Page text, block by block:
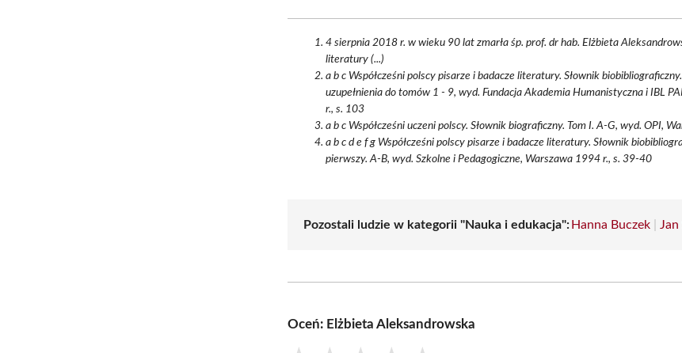
4 sierpnia 2018 r. w wieku 90 lat zmarła śp. prof. dr hab. Elżbieta
literatury (...)
a b c Współcześni polscy pisarze i badacze literatury. Słownik
uzupełnienia do tomów 1 - 9, wyd. Fundacja Akademia Humanistyczna i IBL
r., s. 103
a b c Współcześni uczeni polscy. Słownik biograficzny. Tom I. A-G, wyd. OPI,
a b c d e f g Współcześni polscy pisarze i badacze literatury. Słownik
pierwszy. A-B, wyd. Szkolne i Pedagogiczne, Warszawa 1994 r., s. 39-40
Pozostali ludzie w kategorii "Nauka i edukacja":Hanna Buczek
Oceń: Elżbieta Aleksandrowska